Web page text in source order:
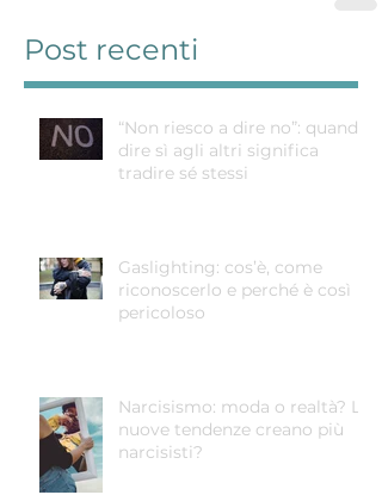
Post recenti
“Non riesco a dire no”: quando
dire sì agli altri significa
tradire sé stessi
Gaslighting: cos’è, come
riconoscerlo e perché è così
pericoloso
Narcisismo: moda o realtà? Le
nuove tendenze creano più
narcisisti?